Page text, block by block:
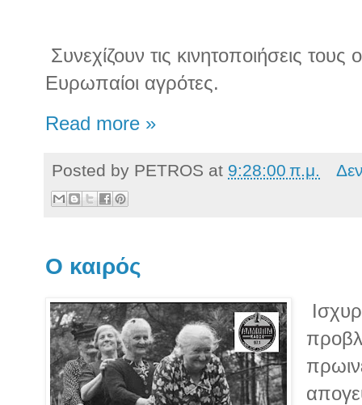
Συνεχίζουν τις κινητοποιήσεις τους
Ευρωπαίοι αγρότες.
Read more »
Posted by PETROS at 9:28:00 π.μ.
Ο καιρός